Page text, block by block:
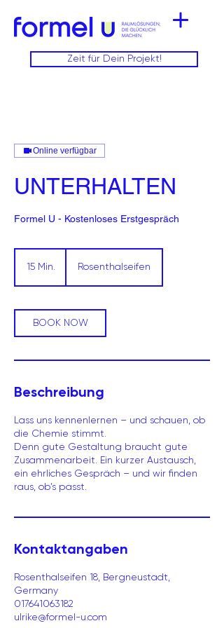
Zeit für Dein Projekt!
Online verfügbar
UNTERHALTEN
Formel U - Kostenloses Erstgespräch
15 Min.
i
n
.
Rosenthalseifen
BOOK NOW
Beschreibung
Lass uns kennenlernen – und schauen, ob
die Chemie stimmt.
Denn gute Gestaltung braucht gute
Zusammenarbeit. Ein kurzer Austausch,
ein ehrliches Gespräch – und wir finden
raus, ob’s passt.
Kontaktangaben
Rosenthalseifen 18, Bergneustadt,
Germany
017641063182
ulrike@formel-u.com